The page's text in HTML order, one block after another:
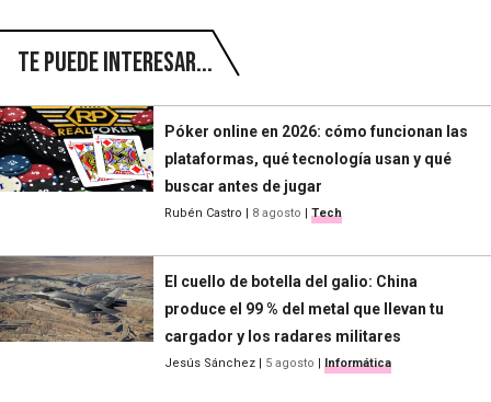
Te puede interesar...
Póker online en 2026: cómo funcionan las
plataformas, qué tecnología usan y qué
buscar antes de jugar
Rubén Castro | 8 agosto | Tech
El cuello de botella del galio: China
produce el 99 % del metal que llevan tu
cargador y los radares militares
Jesús Sánchez | 5 agosto | Informática